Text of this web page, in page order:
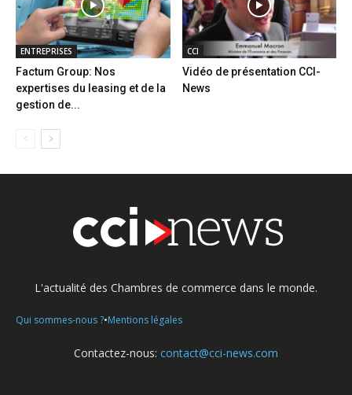
ENTREPRISES
Factum Group: Nos
expertises du leasing et de la
gestion de...
CCI
Vidéo de présentation CCI-
News
L'actualité des Chambres de commerce dans le monde.
Qui sommes-nous ?•Mentions légales
Contactez-nous: contact@cci-news.com